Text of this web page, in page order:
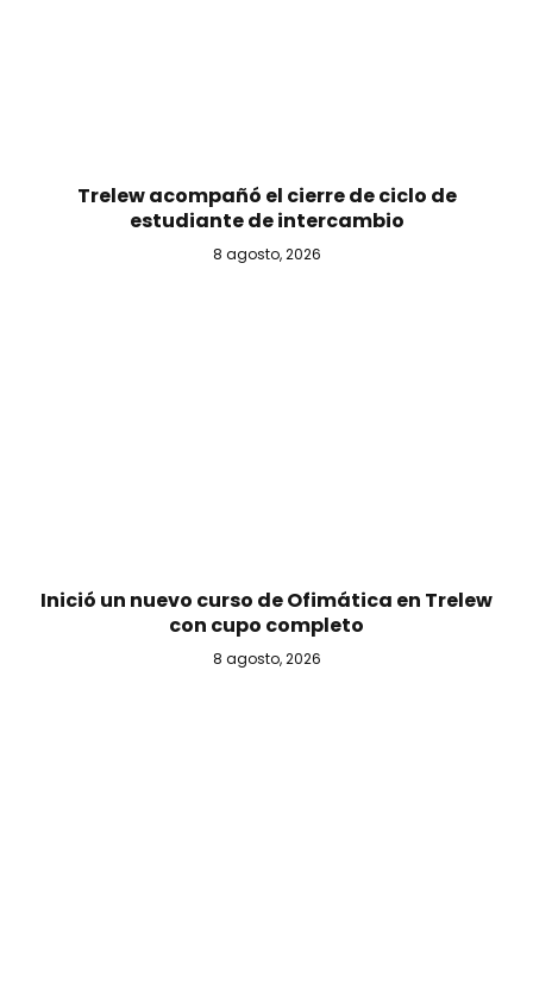
Trelew acompañó el cierre de ciclo de
estudiante de intercambio
8 agosto, 2026
Inició un nuevo curso de Ofimática en Trelew
con cupo completo
8 agosto, 2026